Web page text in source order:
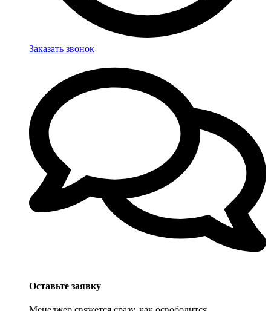
Заказать звонок
Оставьте заявку